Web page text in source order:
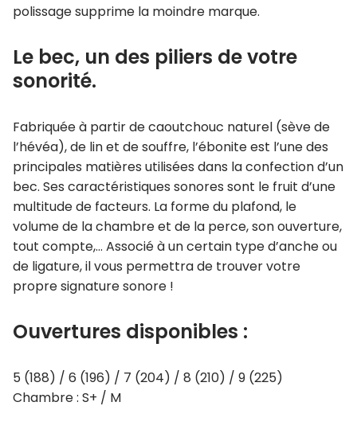
polissage supprime la moindre marque.
Le bec, un des piliers de votre
sonorité.
Fabriquée à partir de caoutchouc naturel (sève de
l’hévéa), de lin et de souffre, l’ébonite est l’une des
principales matières utilisées dans la confection d’un
bec. Ses caractéristiques sonores sont le fruit d’une
multitude de facteurs. La forme du plafond, le
volume de la chambre et de la perce, son ouverture,
tout compte,… Associé à un certain type d’anche ou
de ligature, il vous permettra de trouver votre
propre signature sonore !
Ouvertures disponibles :
5 (188) / 6 (196) / 7 (204) / 8 (210) / 9 (225)
Chambre : S+ / M